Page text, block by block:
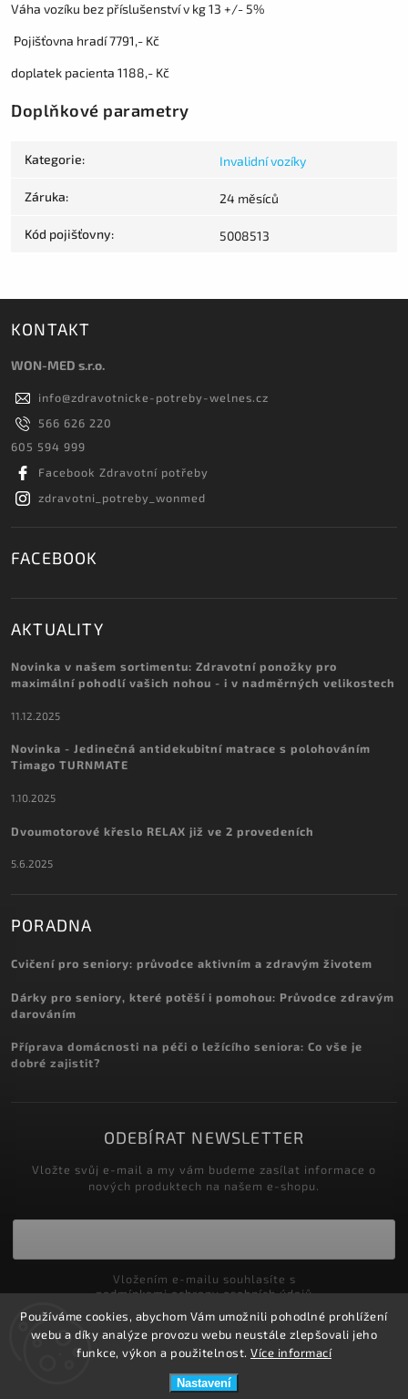
Používáme cookies, abychom Vám umožnili pohodlné prohlížení
webu a díky analýze provozu webu neustále zlepšovali jeho
funkce, výkon a použitelnost. Více informací
Nastavení
Váha vozíku bez příslušenství v kg 13 +/- 5%
Pojišťovna hradí 7791,- Kč
doplatek pacienta 1188,- Kč
Doplňkové parametry
Kategorie: Invalidní vozíky
Záruka: 24 měsíců
Kód pojišťovny: 5008513
KONTAKT
WON-MED s.r.o.
info@zdravotnicke-potreby-welnes.cz
566 626 220
605 594 999
Facebook Zdravotní potřeby
zdravotni_potreby_wonmed
FACEBOOK
AKTUALITY
Novinka v našem sortimentu: Zdravotní ponožky pro
maximální pohodlí vašich nohou - i v nadměrných velikostech
11.12.2025
Novinka - Jedinečná antidekubitní matrace s polohováním
Timago TURNMATE
1.10.2025
Dvoumotorové křeslo RELAX již ve 2 provedeních
5.6.2025
PORADNA
Cvičení pro seniory: průvodce aktivním a zdravým životem
Dárky pro seniory, které potěší i pomohou: Průvodce zdravým
darováním
Příprava domácnosti na péči o ležícího seniora: Co vše je
dobré zajistit?
ODEBÍRAT NEWSLETTER
Vložte svůj e-mail a my vám budeme zasílat informace o
nových produktech na našem e-shopu.
podmínkami ochrany osobních údajů
Přihlásit se